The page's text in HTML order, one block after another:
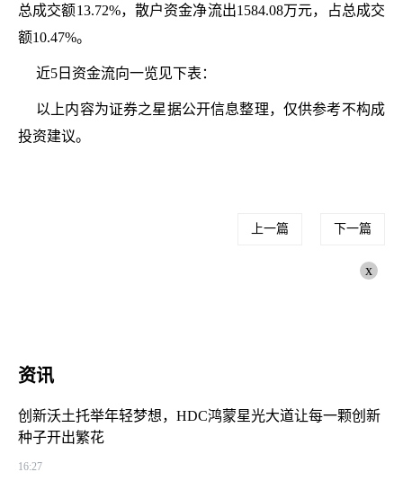
总成交额13.72%，散户资金净流出1584.08万元，占总成交
额10.47%。
近5日资金流向一览见下表：
以上内容为证券之星据公开信息整理，仅供参考不构成
投资建议。
上一篇 下一篇
x
资讯
创新沃土托举年轻梦想，HDC鸿蒙星光大道让每一颗创新
种子开出繁花
16:27